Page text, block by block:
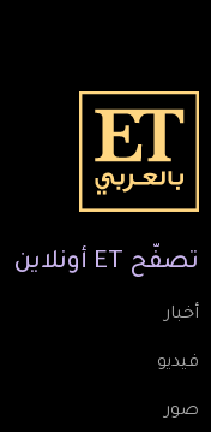
تصفّح ET أونلاين
أخبار
فيديو
صور